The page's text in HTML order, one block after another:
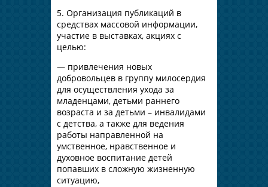
5. Организация публикаций в
средствах массовой информации,
участие в выставках, акциях с
целью:
— привлечения новых
добровольцев в группу милосердия
для осуществления ухода за
младенцами, детьми раннего
возраста и за детьми – инвалидами
с детства, а также для ведения
работы направленной на
умственное, нравственное и
духовное воспитание детей
попавших в сложную жизненную
ситуацию,